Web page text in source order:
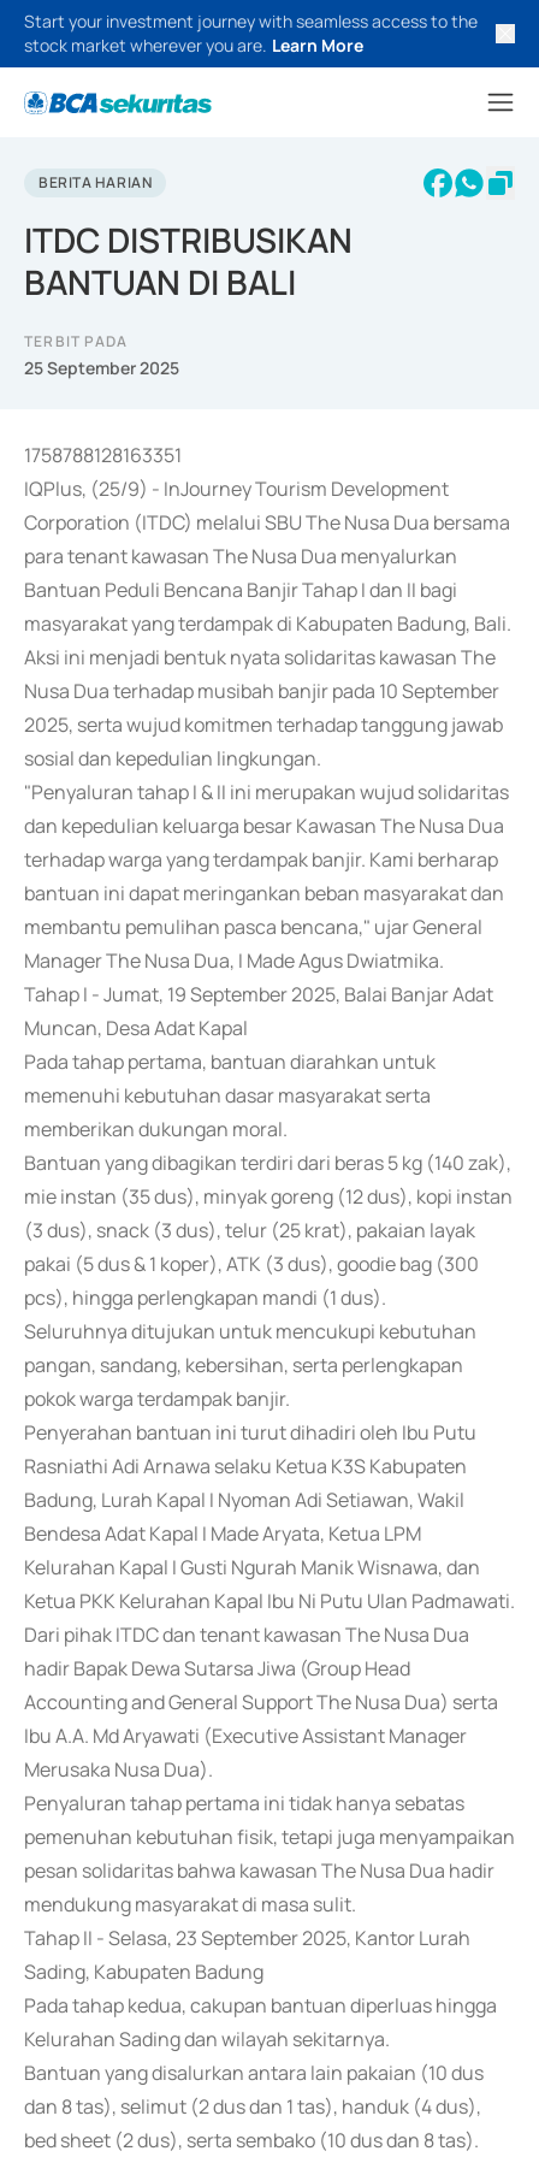
Start your investment journey with seamless access to the
stock market wherever you are. Learn More
BERITA HARIAN
ITDC DISTRIBUSIKAN
BANTUAN DI BALI
TERBIT PADA
25 September 2025
1758788128163351
IQPlus, (25/9) - InJourney Tourism Development
Corporation (ITDC) melalui SBU The Nusa Dua bersama
para tenant kawasan The Nusa Dua menyalurkan
Bantuan Peduli Bencana Banjir Tahap I dan II bagi
masyarakat yang terdampak di Kabupaten Badung, Bali.
Aksi ini menjadi bentuk nyata solidaritas kawasan The
Nusa Dua terhadap musibah banjir pada 10 September
2025, serta wujud komitmen terhadap tanggung jawab
sosial dan kepedulian lingkungan.
"Penyaluran tahap I & II ini merupakan wujud solidaritas
dan kepedulian keluarga besar Kawasan The Nusa Dua
terhadap warga yang terdampak banjir. Kami berharap
bantuan ini dapat meringankan beban masyarakat dan
membantu pemulihan pasca bencana," ujar General
Manager The Nusa Dua, I Made Agus Dwiatmika.
Tahap I - Jumat, 19 September 2025, Balai Banjar Adat
Muncan, Desa Adat Kapal
Pada tahap pertama, bantuan diarahkan untuk
memenuhi kebutuhan dasar masyarakat serta
memberikan dukungan moral.
Bantuan yang dibagikan terdiri dari beras 5 kg (140 zak),
mie instan (35 dus), minyak goreng (12 dus), kopi instan
(3 dus), snack (3 dus), telur (25 krat), pakaian layak
pakai (5 dus & 1 koper), ATK (3 dus), goodie bag (300
pcs), hingga perlengkapan mandi (1 dus).
Seluruhnya ditujukan untuk mencukupi kebutuhan
pangan, sandang, kebersihan, serta perlengkapan
pokok warga terdampak banjir.
Penyerahan bantuan ini turut dihadiri oleh Ibu Putu
Rasniathi Adi Arnawa selaku Ketua K3S Kabupaten
Badung, Lurah Kapal I Nyoman Adi Setiawan, Wakil
Bendesa Adat Kapal I Made Aryata, Ketua LPM
Kelurahan Kapal I Gusti Ngurah Manik Wisnawa, dan
Ketua PKK Kelurahan Kapal Ibu Ni Putu Ulan Padmawati.
Dari pihak ITDC dan tenant kawasan The Nusa Dua
hadir Bapak Dewa Sutarsa Jiwa (Group Head
Accounting and General Support The Nusa Dua) serta
Ibu A.A. Md Aryawati (Executive Assistant Manager
Merusaka Nusa Dua).
Penyaluran tahap pertama ini tidak hanya sebatas
pemenuhan kebutuhan fisik, tetapi juga menyampaikan
pesan solidaritas bahwa kawasan The Nusa Dua hadir
mendukung masyarakat di masa sulit.
Tahap II - Selasa, 23 September 2025, Kantor Lurah
Sading, Kabupaten Badung
Pada tahap kedua, cakupan bantuan diperluas hingga
Kelurahan Sading dan wilayah sekitarnya.
Bantuan yang disalurkan antara lain pakaian (10 dus
dan 8 tas), selimut (2 dus dan 1 tas), handuk (4 dus),
bed sheet (2 dus), serta sembako (10 dus dan 8 tas).